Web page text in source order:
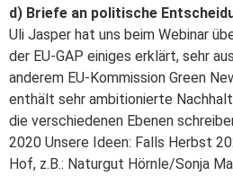
d) Briefe an politische
Uli Jasper hat uns beim Webinar
der EU-GAP einiges erklärt, sehr
anderem EU-Kommission Green
enthält sehr ambitionierte
die verschiedenen Ebenen
2020 Unsere Ideen: Falls Herbst
Hof, z.B.: Naturgut Hörnle/Sonja